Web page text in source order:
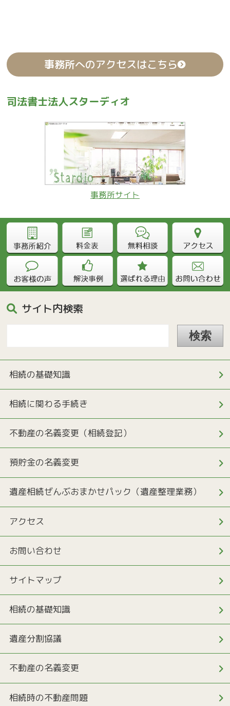
事務所へのアクセスはこちら
司法書士法人スターディオ
事務所サイト
サイト内検索
相続の基礎知識
相続に関わる手続き
不動産の名義変更（相続登記）
預貯金の名義変更
遺産相続ぜんぶおまかせパック（遺産整理業務）
アクセス
お問い合わせ
サイトマップ
相続の基礎知識
遺産分割協議
不動産の名義変更
相続時の不動産問題